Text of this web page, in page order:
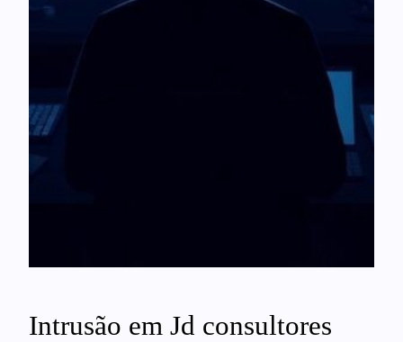
Intrusão em Jd consultores